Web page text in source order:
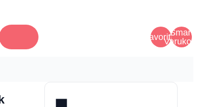
FavoriterSmart
Varukorg